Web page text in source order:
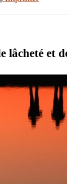
lâcheté et